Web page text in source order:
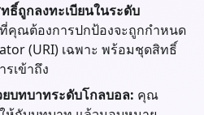
ธิ์ถูกลงทะเบียนในระดับ
คุณต้องการปกป้องจะถูกกำหนด
(URI) เฉพาะ พร้อมชุดสิทธิ์
เข้าถึง
บทบาทระดับโกลบอล: คุณ